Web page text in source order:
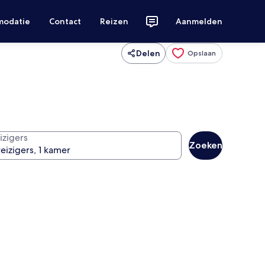
Contact Reizen Aanmelden
Delen Opslaan
Zoeken